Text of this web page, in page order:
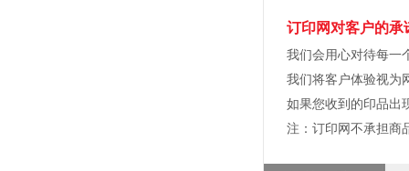
订印网对客户的承
我们会用心对待每一
我们将客户体验视为
如果您收到的印品出
注：订印网不承担商